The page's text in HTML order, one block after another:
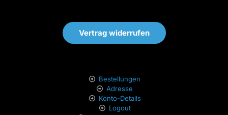
Vertrag widerrufen
Bestellungen
Adresse
Konto-Details
Logout